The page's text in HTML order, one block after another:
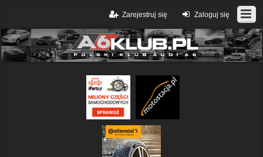
Zaloguj się
Zarejestruj się